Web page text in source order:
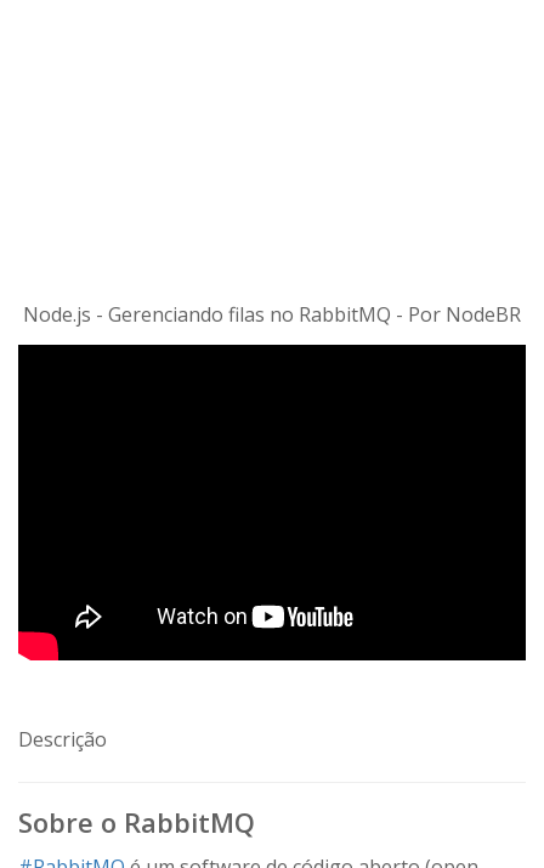
Node.js - Gerenciando filas no RabbitMQ - Por NodeBR
Descrição
Sobre o RabbitMQ